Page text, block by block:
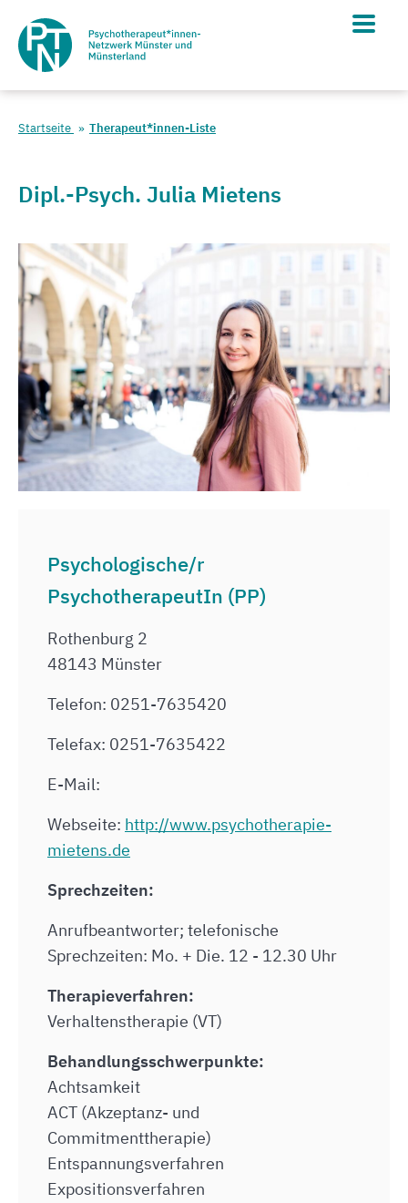
Startseite Therapeut*innen-Liste
Dipl.-Psych. Julia Mietens
Psychologische/r
PsychotherapeutIn (PP)
Rothenburg 2
48143 Münster
Telefon: 0251-7635420
Telefax: 0251-7635422
E-Mail:
Webseite: http://www.psychotherapie-
mietens.de
Sprechzeiten:
Anrufbeantworter; telefonische
Sprechzeiten: Mo. + Die. 12 - 12.30 Uhr
Therapieverfahren:
Verhaltenstherapie (VT)
Behandlungsschwerpunkte:
Achtsamkeit
ACT (Akzeptanz- und
Commitmenttherapie)
Entspannungsverfahren
Expositionsverfahren